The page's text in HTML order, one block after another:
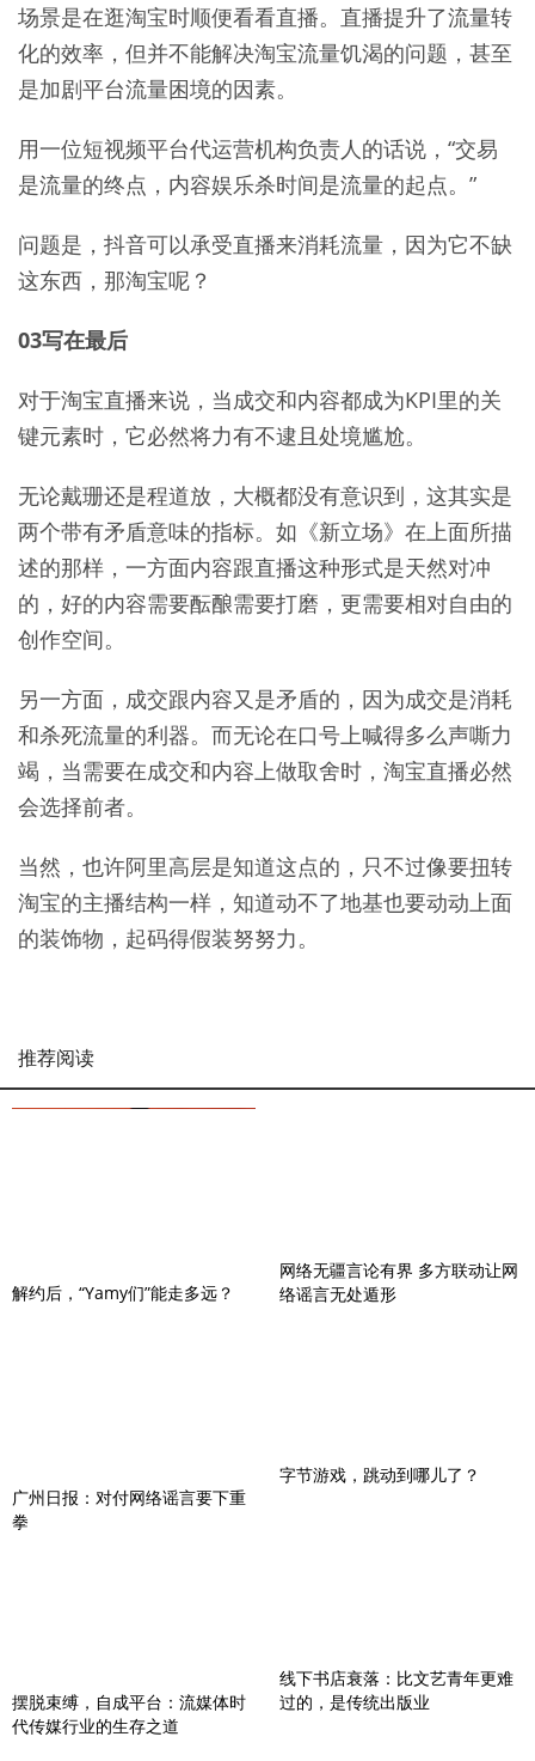
场景是在逛淘宝时顺便看看直播。直播提升了流量转
化的效率，但并不能解决淘宝流量饥渴的问题，甚至
是加剧平台流量困境的因素。
用一位短视频平台代运营机构负责人的话说，“交易
是流量的终点，内容娱乐杀时间是流量的起点。”
问题是，抖音可以承受直播来消耗流量，因为它不缺
这东西，那淘宝呢？
03写在最后
对于淘宝直播来说，当成交和内容都成为KPI里的关
键元素时，它必然将力有不逮且处境尴尬。
无论戴珊还是程道放，大概都没有意识到，这其实是
两个带有矛盾意味的指标。如《新立场》在上面所描
述的那样，一方面内容跟直播这种形式是天然对冲
的，好的内容需要酝酿需要打磨，更需要相对自由的
创作空间。
另一方面，成交跟内容又是矛盾的，因为成交是消耗
和杀死流量的利器。而无论在口号上喊得多么声嘶力
竭，当需要在成交和内容上做取舍时，淘宝直播必然
会选择前者。
当然，也许阿里高层是知道这点的，只不过像要扭转
淘宝的主播结构一样，知道动不了地基也要动动上面
的装饰物，起码得假装努努力。
推荐阅读
解约后，“Yamy们”能走多远？
广州日报：对付网络谣言要下重
拳
摆脱束缚，自成平台：流媒体时
代传媒行业的生存之道
网络无疆言论有界 多方联动让网
络谣言无处遁形
字节游戏，跳动到哪儿了？
线下书店衰落：比文艺青年更难
过的，是传统出版业